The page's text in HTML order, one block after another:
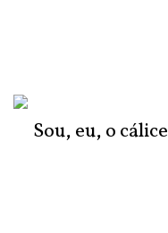
Sou, eu, o cálice